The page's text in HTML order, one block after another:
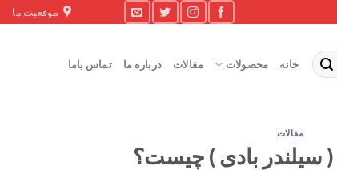
موقعیت ما
خانه محصولات مقالات درباره ما تماس باما
مقالات
( سیلندر بادی ) چیست؟